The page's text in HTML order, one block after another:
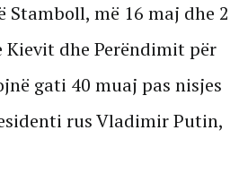
më 16 maj dhe 2
dhe Perëndimit për
gati 40 muaj pas nisjes
rus Vladimir Putin,